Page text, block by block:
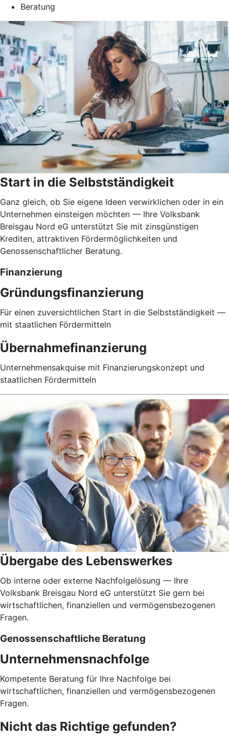
Beratung
Start in die Selbstständigkeit
Ganz gleich, ob Sie eigene Ideen verwirklichen oder in ein
Unternehmen einsteigen möchten — Ihre Volksbank
Breisgau Nord eG unterstützt Sie mit zinsgünstigen
Krediten, attraktiven Fördermöglichkeiten und
Genossenschaftlicher Beratung.
Finanzierung
Gründungsfinanzierung
Für einen zuversichtlichen Start in die Selbstständigkeit —
mit staatlichen Fördermitteln
Übernahmefinanzierung
Unternehmensakquise mit Finanzierungskonzept und
staatlichen Fördermitteln
Übergabe des Lebenswerkes
Ob interne oder externe Nachfolgelösung — Ihre
Volksbank Breisgau Nord eG unterstützt Sie gern bei
wirtschaftlichen, finanziellen und vermögensbezogenen
Fragen.
Genossenschaftliche Beratung
Unternehmensnachfolge
Kompetente Beratung für Ihre Nachfolge bei
wirtschaftlichen, finanziellen und vermögensbezogenen
Fragen.
Nicht das Richtige gefunden?